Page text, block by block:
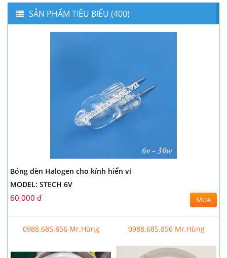
SẢN PHẨM TIÊU BIỂU (400)
Bóng đèn Halogen cho kính hiển vi
MODEL: STECH 6V
60,000 đ MUA
0988.685.856 Mr.Hùng 0988.685.856 Mr.Hùng